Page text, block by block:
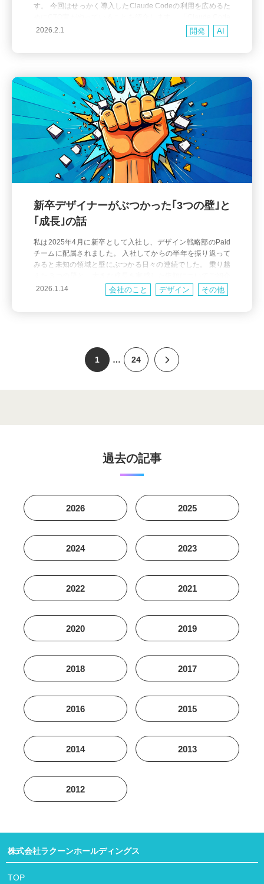
す。 今回はせっかく導入したClaude Codeの利用を広めるた
のライセンスを配ったけどあまり使われていない・・・」と
悩んでいる方のお役に立てる記事になっていると思います。
2026.2.1 開発 AI
新卒デザイナーがぶつかった｢3つの壁｣と
｢成長｣の話
私は2025年4月に新卒として入社し、デザイン戦略部のPaid
チームに配属されました。 入社してからの半年を振り返って
みると未知の領域と壁にぶつかる日々の連続でした。 乗り越
します！ 目次 サービス知識の壁 コミュニケーションの壁 タ
スク管理の壁 成長を実感した依頼 まとめ ぶつかった3つの壁
2026.1.14 会社のこと デザイン その他
1 … 24
過去の記事
2026 2025
2024 2023
2022 2021
2020 2019
2018 2017
2016 2015
2014 2013
2012
株式会社ラクーンホールディングス
TOP